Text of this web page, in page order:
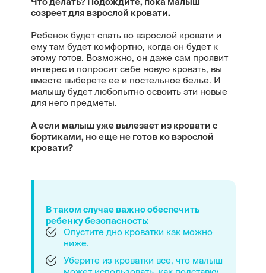
созреет для взрослой кровати.
Ребенок будет спать во взрослой кровати и
ему там будет комфортно, когда он будет к
этому готов. Возможно, он даже сам проявит
интерес и попросит себе новую кровать, вы
вместе выберете ее и постельное белье. И
малышу будет любопытно освоить эти новые
для него предметы.
Аесли малыш уже вылезает из кровати с
бортиками, но еще не готов ко взрослой
кровати?
В таком случае важно обеспечить
ребенку безопасность:
Опустите дно кроватки как можно
ниже.
Уберите из кроватки все, что малыш